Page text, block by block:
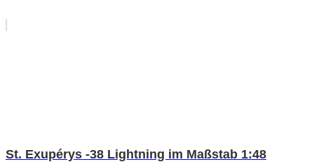
St. Exupérys -38 Lightning im Maßstab 1:48